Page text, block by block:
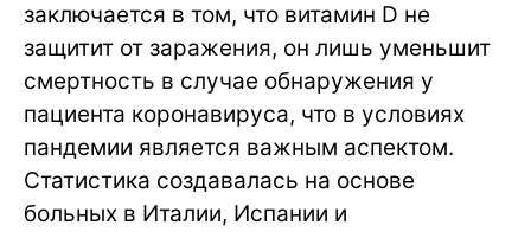
заключается в том, что витамин D не
защитит от заражения, он лишь уменьшит
смертность в случае обнаружения у
пациента коронавируса, что в условиях
пандемии является важным аспектом.
Статистика создавалась на основе
больных в Италии, Испании и